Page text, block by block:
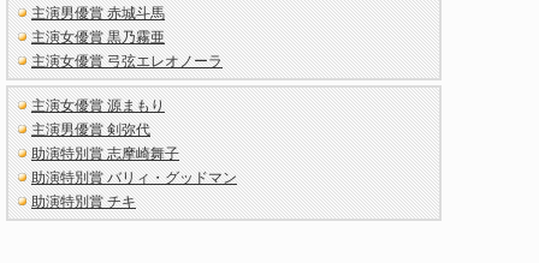
主演男優賞 赤城斗馬
主演女優賞 黒乃霧亜
主演女優賞 弓弦エレオノーラ
主演女優賞 源まもり
主演男優賞 剣弥代
助演特別賞 志摩崎舞子
助演特別賞 バリィ・グッドマン
助演特別賞 チキ